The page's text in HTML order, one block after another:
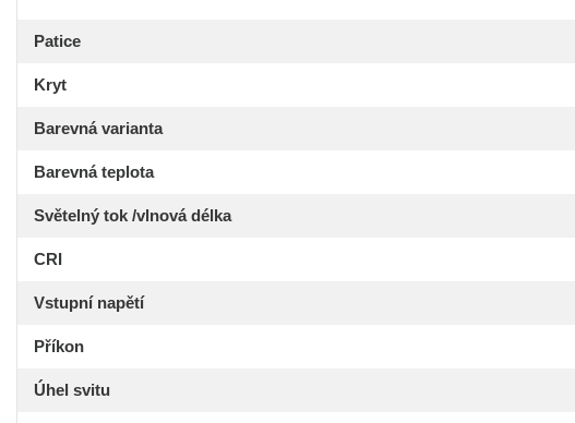
Patice
Kryt
Barevná varianta
Barevná teplota
Světelný tok /vlnová délka
CRI
Vstupní napětí
Příkon
Úhel svitu